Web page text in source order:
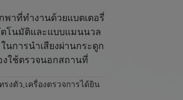
พาที่ทำงานด้วยแบตเตอรี่
ตโนมัติและแบบแมนนวล
นการนำเสียงผ่านกระดูก
งใช้ตรวจนอกสถานที่
รงตัว,เครื่องตรวจการได้ยิน